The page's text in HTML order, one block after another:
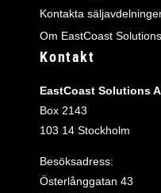
Kontakta
Om EastCoast Solutions
Kontakt
EastCoast Solutions
Box 2143
103 14 Stockholm
Besöksadress:
Österlånggatan 43